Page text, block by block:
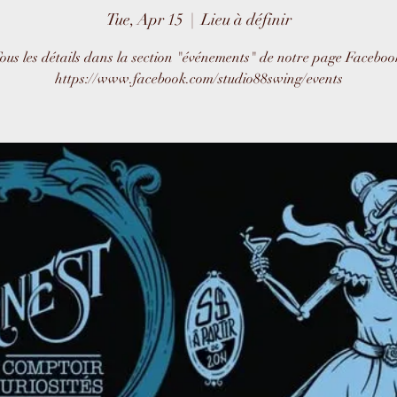
Tue, Apr 15
  |
Lieu à définir
les détails dans la section "événements" de notre page
https://www.facebook.com/studio88swing/events